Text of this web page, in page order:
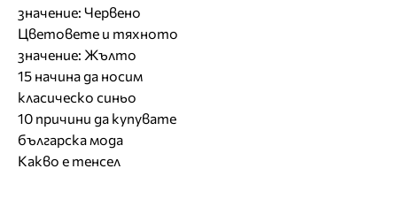
значение: Червено
Цветовете и тяхното
значение: Жълто
15 начина да носим
класическо синьо
10 причини да купувате
българска мода
Какво е тенсел